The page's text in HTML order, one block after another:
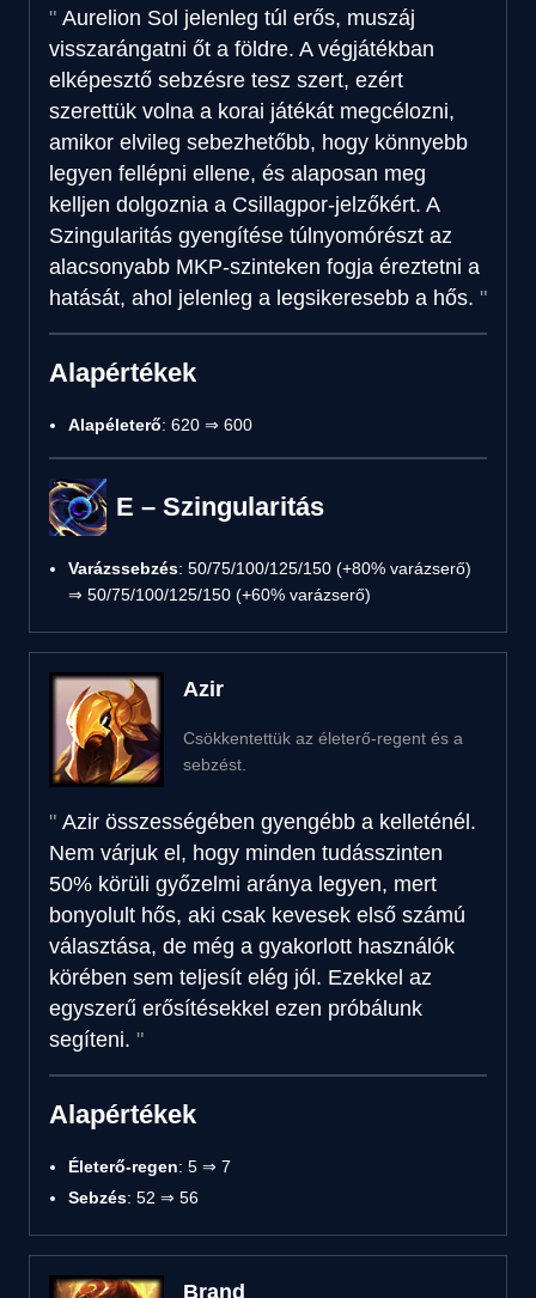
Aurelion Sol jelenleg túl erős, muszáj
visszarángatni őt a földre. A végjátékban
elképesztő sebzésre tesz szert, ezért
szerettük volna a korai játékát megcélozni,
amikor elvileg sebezhetőbb, hogy könnyebb
legyen fellépni ellene, és alaposan meg
kelljen dolgoznia a Csillagpor-jelzőkért. A
Szingularitás gyengítése túlnyomórészt az
alacsonyabb MKP-szinteken fogja éreztetni a
hatását, ahol jelenleg a legsikeresebb a hős.
Alapértékek
Alapéleterő: 620 ⇒ 600
E – Szingularitás
Varázssebzés: 50/75/100/125/150 (+80% varázserő)
⇒ 50/75/100/125/150 (+60% varázserő)
Azir
Csökkentettük az életerő-regent és a
sebzést.
Azir összességében gyengébb a kelleténél.
Nem várjuk el, hogy minden tudásszinten
50% körüli győzelmi aránya legyen, mert
bonyolult hős, aki csak kevesek első számú
választása, de még a gyakorlott használók
körében sem teljesít elég jól. Ezekkel az
egyszerű erősítésekkel ezen próbálunk
segíteni.
Alapértékek
Életerő-regen: 5 ⇒ 7
Sebzés: 52 ⇒ 56
Brand